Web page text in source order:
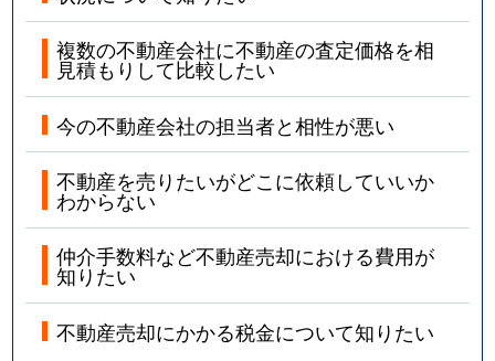
複数の不動産会社に不動産の査定価格を相
見積もりして比較したい
今の不動産会社の担当者と相性が悪い
不動産を売りたいがどこに依頼していいか
わからない
仲介手数料など不動産売却における費用が
知りたい
不動産売却にかかる税金について知りたい